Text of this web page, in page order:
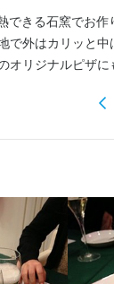
きる石窯でお作
で外はカリッと
オリジナルピザ
、ドリンク作成
として、売上・
盛り付け技術 カクテル